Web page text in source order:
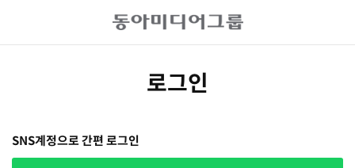
로그인
SNS계정으로 간편 로그인